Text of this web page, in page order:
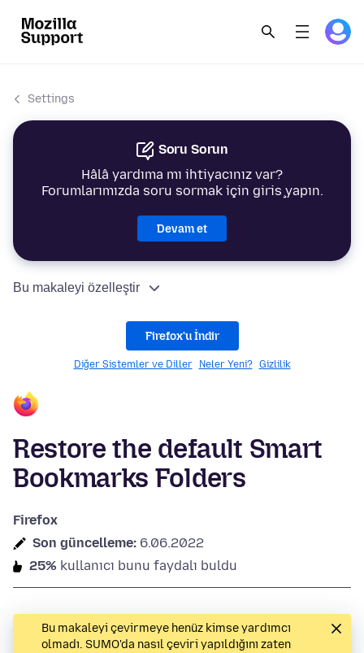
Settings
Soru Sorun
Hâlâ yardıma mı ihtiyacınız var?
Forumlarımızda soru sormak için giriş yapın.
Devam et
Bu makaleyi özelleştir
Firefox'u İndir
Diğer Sistemler ve Diller Neler Yeni? Gizlilik
Restore the default Smart
Bookmarks Folders
Firefox
Son güncelleme: 6.06.2022
25% kullanıcı bunu faydalı buldu
Bu makaleyi çevirmeye henüz kimse yardımcı
olmadı. SUMO'da nasıl çeviri yapıldığını zaten